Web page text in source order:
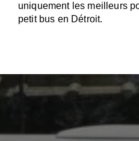
uniquement les meilleurs
petit bus en Détroit.